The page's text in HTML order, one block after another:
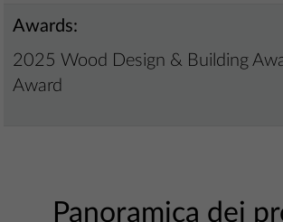
Awards:
2025 Wood Design & Building
Award
Panoramica dei